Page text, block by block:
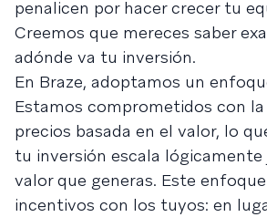
penalicen por hacer crecer tu
Creemos que mereces saber
adónde va tu inversión.
En Braze, adoptamos un
Estamos comprometidos con
precios basada en el valor, lo
tu inversión escala
valor que generas. Este
incentivos con los tuyos: en